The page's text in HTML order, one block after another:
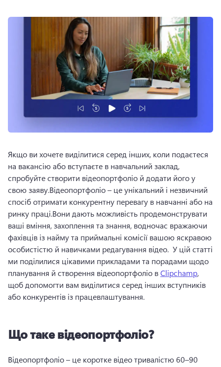
Якщо ви хочете виділитися серед інших, коли подаєтеся
на вакансію або вступаєте в навчальний заклад,
спробуйте створити відеопортфоліо й додати його у
свою заяву.Відеопортфоліо – це унікальний і незвичний
спосіб отримати конкурентну перевагу в навчанні або на
ринку праці.Вони дають можливість продемонструвати
ваші вміння, захоплення та знання, водночас вражаючи
фахівців із найму та приймальні комісії вашою яскравою
особистістю й навичками редагування відео. У цій статті
ми поділилися цікавими прикладами та порадами щодо
планування й створення відеопортфоліо в Clipchamp,
щоб допомогти вам виділитися серед інших вступників
або конкурентів із працевлаштування.
Що таке відеопортфоліо?
Відеопортфоліо – це коротке відео тривалістю 60–90